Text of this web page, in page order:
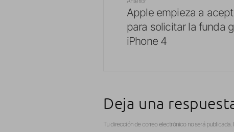
Apple empieza a
para solicitar la funda
iPhone 4
Deja una
Tu dirección de correo electrónico no será publicada.